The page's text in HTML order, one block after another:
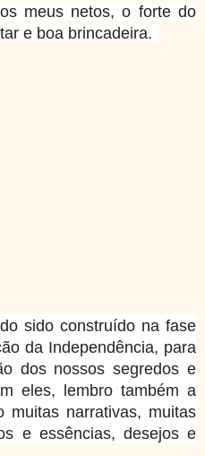
meus netos, o forte do
e boa brincadeira.
sido construído na fase
da Independência, para
dos nossos segredos e
eles, lembro também a
muitas narrativas, muitas
e essências, desejos e